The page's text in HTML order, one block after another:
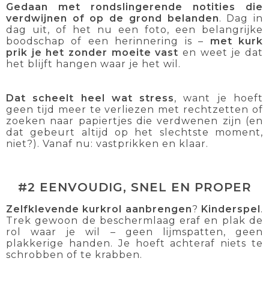
Gedaan met rondslingerende notities die
verdwijnen of op de grond belanden. Dag in
dag uit, of het nu een foto, een belangrijke
boodschap of een herinnering is – met kurk
prik je het zonder moeite vast en weet je dat
het blijft hangen waar je het wil.
Dat scheelt heel wat stress, want je hoeft
geen tijd meer te verliezen met rechtzetten of
zoeken naar papiertjes die verdwenen zijn (en
dat gebeurt altijd op het slechtste moment,
niet?). Vanaf nu: vastprikken en klaar.
#2 EENVOUDIG, SNEL EN PROPER
Zelfklevende kurkrol aanbrengen? Kinderspel.
Trek gewoon de beschermlaag eraf en plak de
rol waar je wil – geen lijmspatten, geen
plakkerige handen. Je hoeft achteraf niets te
schrobben of te krabben.